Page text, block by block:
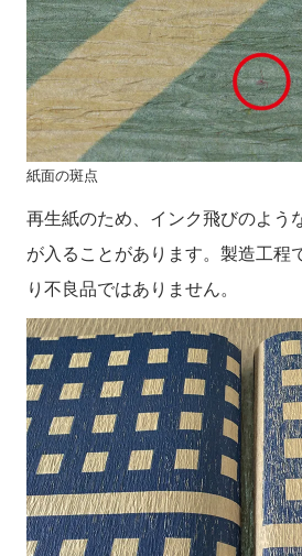
紙面の斑点
再生紙のため、インク飛びのよう
が入ることがあります。製造工程
り不良品ではありません。